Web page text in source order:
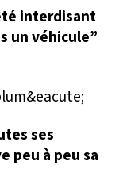
interdisant
un véhicule”
ses
peu à peu sa